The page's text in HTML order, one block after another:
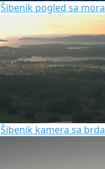
Šibenik pogled sa mora
Šibenik kamera sa brda